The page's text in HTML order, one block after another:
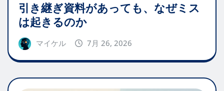
引き継ぎ資料があっても、なぜミス
は起きるのか
マイケル 7月 26, 2026